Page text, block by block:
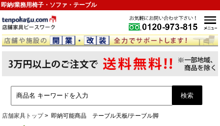
即納/業務用椅子・ソファ・テーブル
店舗家具トップ 即納可能商品 テーブル天板/テーブル脚